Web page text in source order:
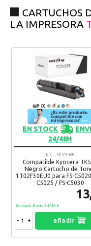
CARTUCHOS
LA IMPRESORA
EN STOCK
24/48H
Ref.: TK510BK
Compatible Kyocera
Negro Cartucho de
1T02F30EU0 para FS-
C5025 / FS-C5030
En stock. Envío 24/48 h
- + añadir